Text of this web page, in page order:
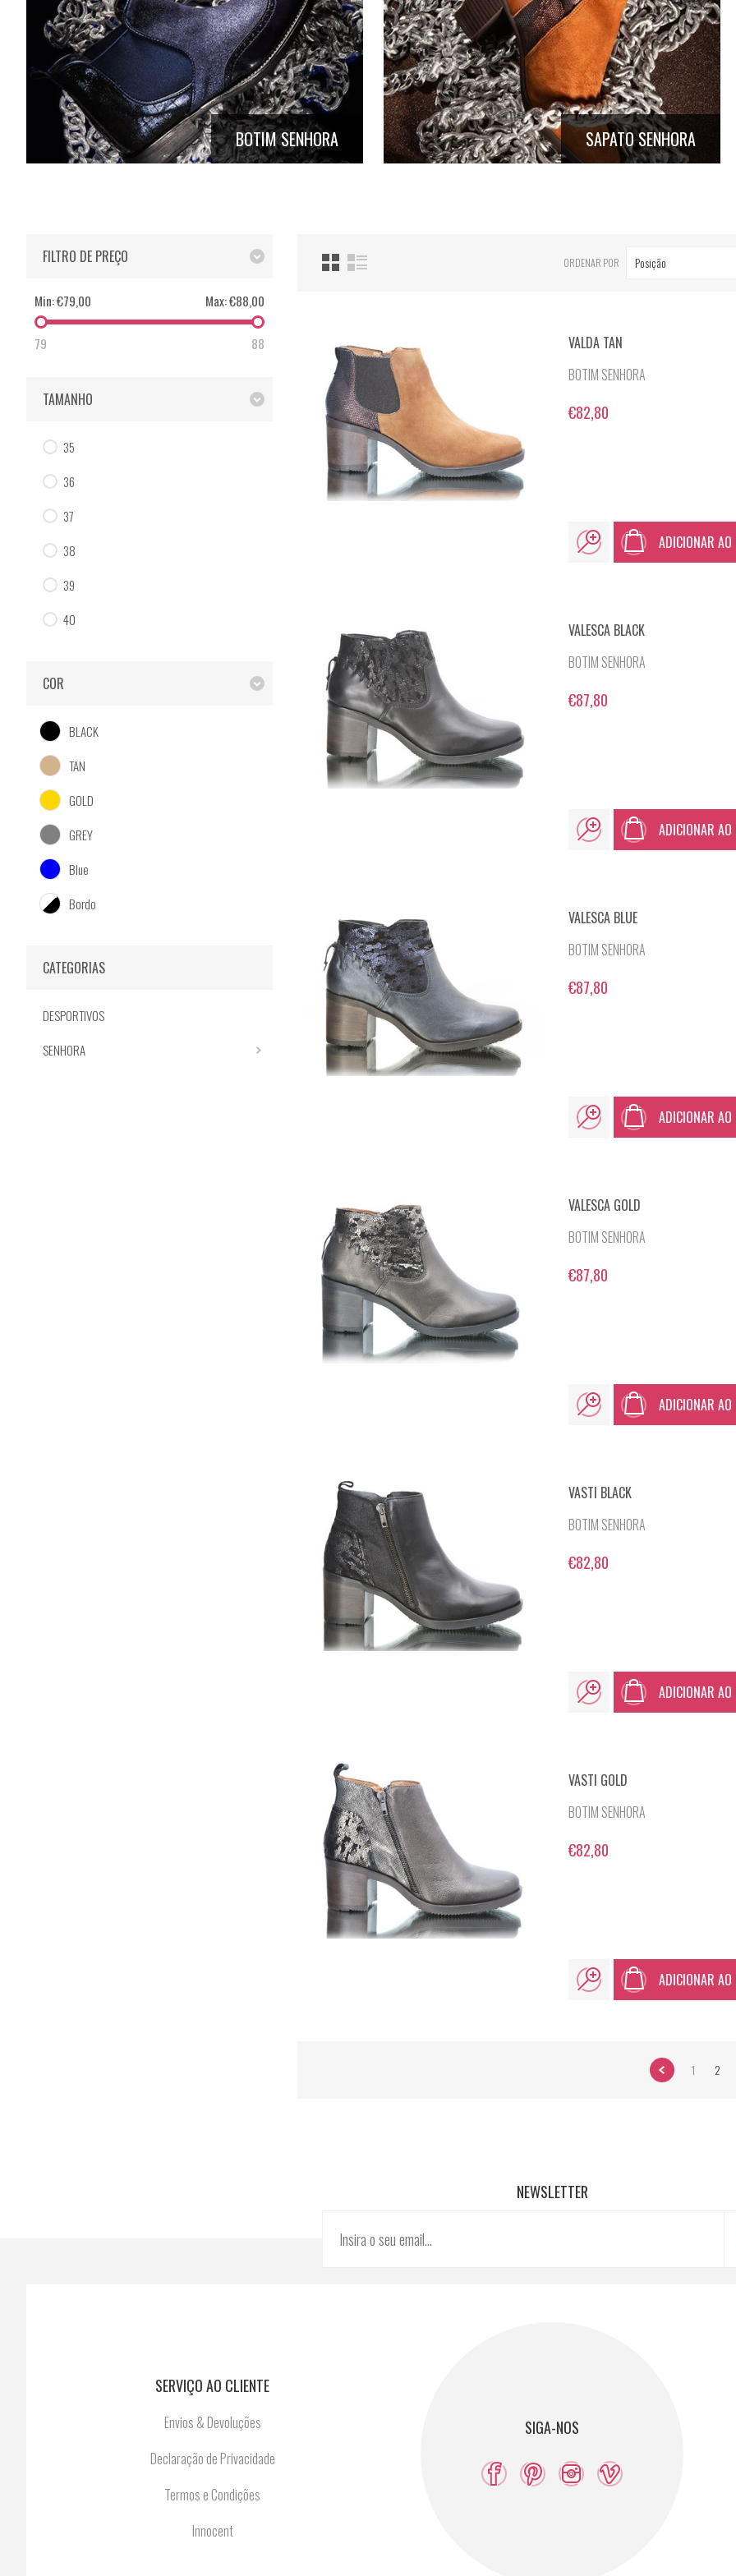
BOTIM SENHORA SAPATO SENHORA
ORDENAR POR Posição
VALDA TAN
BOTIM SENHORA
€82,80
ADICIONAR
VALESCA BLACK
BOTIM SENHORA
€87,80
ADICIONAR
VALESCA BLUE
BOTIM SENHORA
€87,80
ADICIONAR
VALESCA GOLD
BOTIM SENHORA
€87,80
ADICIONAR
VASTI BLACK
BOTIM SENHORA
€82,80
ADICIONAR
VASTI GOLD
BOTIM SENHORA
€82,80
ADICIONAR
1 2
FILTRO DE PREÇO
Min:€79,00 Max:€88,00
79 88
TAMANHO
35
36
37
38
39
40
COR
BLACK
TAN
GOLD
GREY
Blue
Bordo
CATEGORIAS
DESPORTIVOS
SENHORA
NEWSLETTER
SIGA-NOS
SERVIÇO AO CLIENTE
Envios & Devoluções
Declaração de Privacidade
Termos e Condições
Innocent